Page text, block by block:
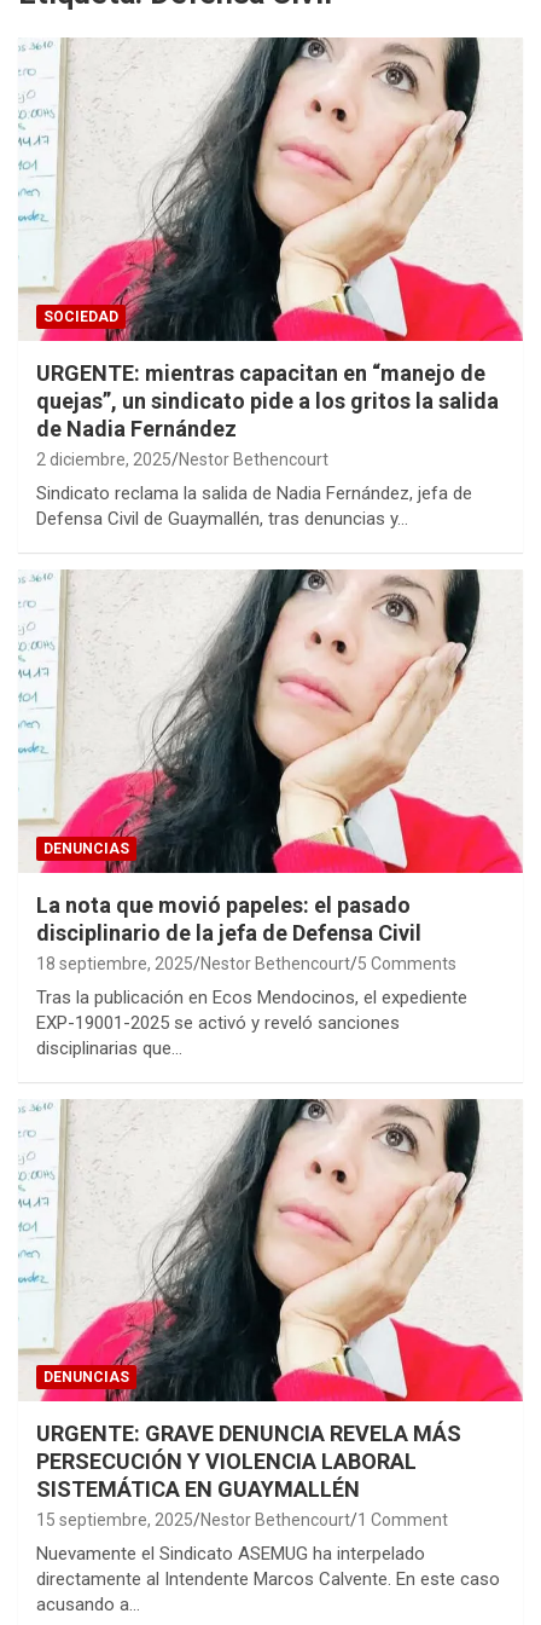
SOCIEDAD
URGENTE: mientras capacitan en “manejo de
quejas”, un sindicato pide a los gritos la salida
de Nadia Fernández
2 diciembre, 2025 Nestor Bethencourt
Sindicato reclama la salida de Nadia Fernández, jefa de
Defensa Civil de Guaymallén, tras denuncias y…
DENUNCIAS
La nota que movió papeles: el pasado
disciplinario de la jefa de Defensa Civil
18 septiembre, 2025 Nestor Bethencourt 5 Comments
Tras la publicación en Ecos Mendocinos, el expediente
EXP-19001-2025 se activó y reveló sanciones
disciplinarias que…
DENUNCIAS
URGENTE: GRAVE DENUNCIA REVELA MÁS
PERSECUCIÓN Y VIOLENCIA LABORAL
SISTEMÁTICA EN GUAYMALLÉN
15 septiembre, 2025 Nestor Bethencourt 1 Comment
Nuevamente el Sindicato ASEMUG ha interpelado
directamente al Intendente Marcos Calvente. En este caso
acusando a…